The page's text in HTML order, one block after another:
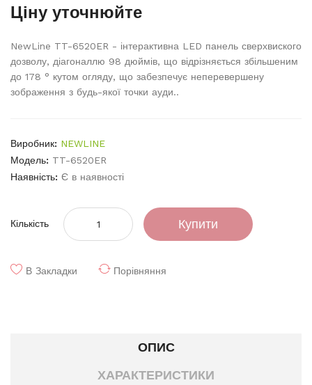
Ціну уточнюйте
NewLine TT-6520ER - інтерактивна LED панель сверхвиского
дозволу, діагоналлю 98 дюймів, що відрізняється збільшеним
до 178 ° кутом огляду, що забезпечує неперевершену
зображення з будь-якої точки ауди..
Виробник: NEWLINE
Модель: TT-6520ER
Наявність: Є в наявності
Кількість Купити
В Закладки Порівняння
ОПИС
ХАРАКТЕРИСТИКИ